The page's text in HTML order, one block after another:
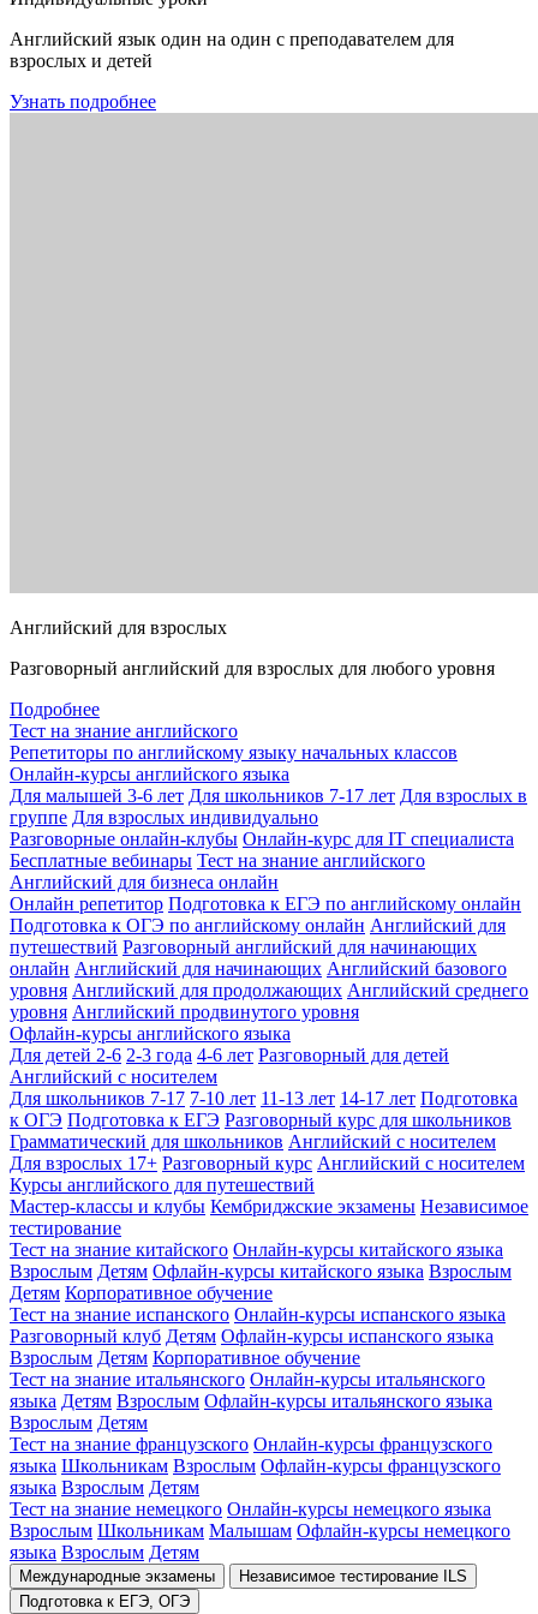
Английский язык один на один с преподавателем для
взрослых и детей
Узнать подробнее
Английский для взрослых
Разговорный английский для взрослых для любого уровня
Подробнее
Тест на знание английского
Репетиторы по английскому языку начальных классов
Онлайн-курсы английского языка
Для малышей 3-6 лет Для школьников 7-17 лет Для взрослых в
группе Для взрослых индивидуально
Разговорные онлайн-клубы Онлайн-курс для IT специалиста
Бесплатные вебинары Тест на знание английского
Английский для бизнеса онлайн
Онлайн репетитор Подготовка к ЕГЭ по английскому онлайн
Подготовка к ОГЭ по английскому онлайн Английский для
путешествий Разговорный английский для начинающих
онлайн Английский для начинающих Английский базового
уровня Английский для продолжающих Английский среднего
уровня Английский продвинутого уровня
Офлайн-курсы английского языка
Для детей 2-6 2-3 года 4-6 лет Разговорный для детей
Английский с носителем
Для школьников 7-17 7-10 лет 11-13 лет 14-17 лет Подготовка
к ОГЭ Подготовка к ЕГЭ Разговорный курс для школьников
Грамматический для школьников Английский с носителем
Для взрослых 17+ Разговорный курс Английский с носителем
Курсы английского для путешествий
Мастер-классы и клубы Кембриджские экзамены Независимое
тестирование
Тест на знание китайского Онлайн-курсы китайского языка
Взрослым Детям Офлайн-курсы китайского языка Взрослым
Детям Корпоративное обучение
Тест на знание испанского Онлайн-курсы испанского языка
Разговорный клуб Детям Офлайн-курсы испанского языка
Взрослым Детям Корпоративное обучение
Тест на знание итальянского Онлайн-курсы итальянского
языка Детям Взрослым Офлайн-курсы итальянского языка
Взрослым Детям
Тест на знание французского Онлайн-курсы французского
языка Школьникам Взрослым Офлайн-курсы французского
языка Взрослым Детям
Тест на знание немецкого Онлайн-курсы немецкого языка
Взрослым Школьникам Малышам Офлайн-курсы немецкого
языка Взрослым Детям
Международные экзамены
Независимое тестирование ILS
Подготовка к ЕГЭ, ОГЭ